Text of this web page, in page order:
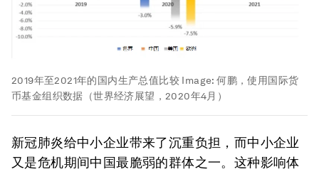
2019年至2021年的国内生产总值比较 Image:何鹏，使用国际货
币基金组织数据（世界经济展望，2020年4月）
新冠肺炎给中小企业带来了沉重负担，而中小企业
又是危机期间中国最脆弱的群体之一。这种影响体